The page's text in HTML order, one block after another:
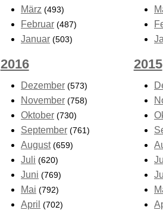
März (493)
Februar (487)
Januar (503)
2016
Dezember (573)
November (758)
Oktober (730)
September (761)
August (659)
Juli (620)
Juni (769)
Mai (792)
April (702)
2015